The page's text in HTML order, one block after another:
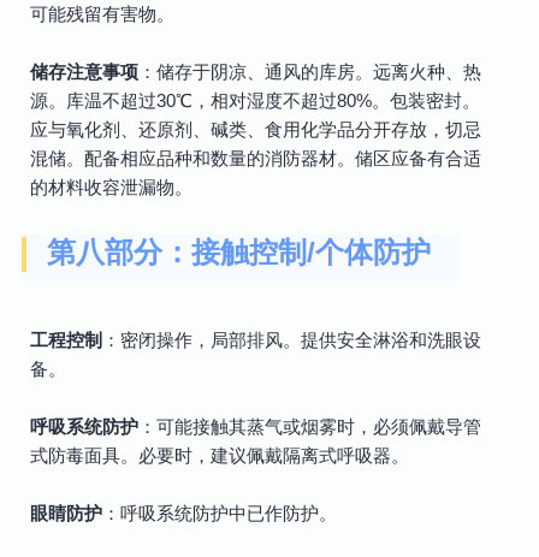
可能残留有害物。
储存注意事项 ：储存于阴凉、通风的库房。远离火种、热
源。库温不超过30℃，相对湿度不超过80%。包装密封。
应与氧化剂、还原剂、碱类、食用化学品分开存放，切忌
混储。配备相应品种和数量的消防器材。储区应备有合适
的材料收容泄漏物。
第八部分：接触控制/个体防护
工程控制 ：密闭操作，局部排风。提供安全淋浴和洗眼设
备。
呼吸系统防护 ：可能接触其蒸气或烟雾时，必须佩戴导管
式防毒面具。必要时，建议佩戴隔离式呼吸器。
眼睛防护 ：呼吸系统防护中已作防护。